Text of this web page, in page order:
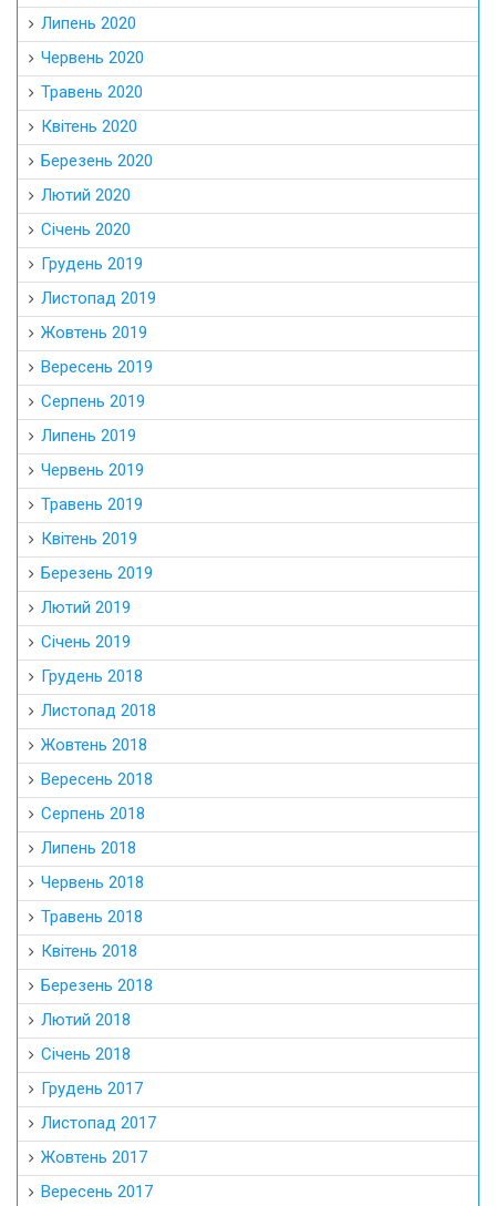
Липень 2020
Червень 2020
Травень 2020
Квітень 2020
Березень 2020
Лютий 2020
Січень 2020
Грудень 2019
Листопад 2019
Жовтень 2019
Вересень 2019
Серпень 2019
Липень 2019
Червень 2019
Травень 2019
Квітень 2019
Березень 2019
Лютий 2019
Січень 2019
Грудень 2018
Листопад 2018
Жовтень 2018
Вересень 2018
Серпень 2018
Липень 2018
Червень 2018
Травень 2018
Квітень 2018
Березень 2018
Лютий 2018
Січень 2018
Грудень 2017
Листопад 2017
Жовтень 2017
Вересень 2017